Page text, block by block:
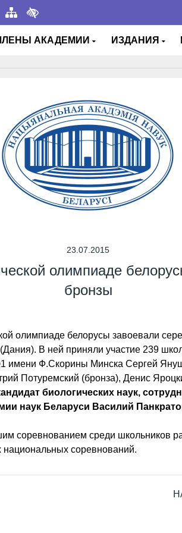
АКАДЕМИИ ИЗДАНИЯ
23.07.2015
олимпиаде
бронзы
олимпиаде белорусы завоевали
В ней приняли участие 239
имени Ф.Скорины Минска Сергей
Потуремский (бронза), Денис
биологических наук,
наук Беларуси Василий
соревнованием среди школьников
национальных соревнований.